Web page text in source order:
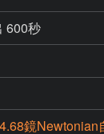
600秒
鏡